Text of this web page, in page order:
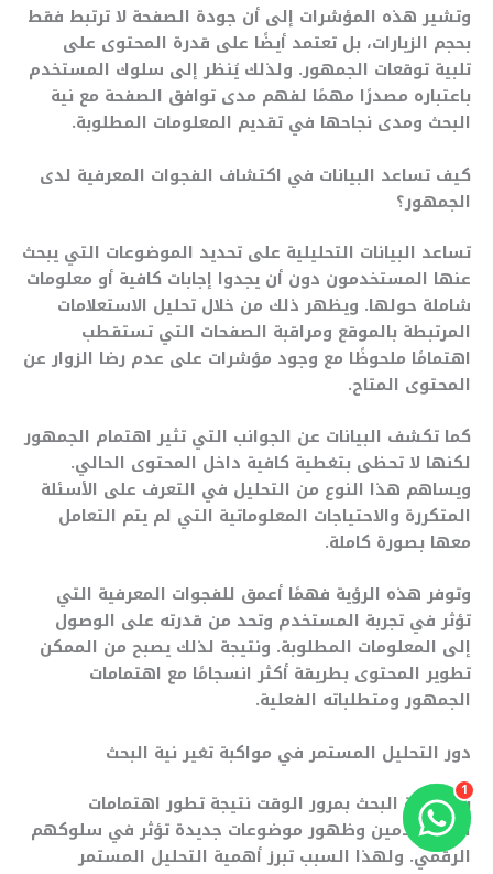
وتشير هذه المؤشرات إلى أن جودة الصفحة لا ترتبط فقط
بحجم الزيارات، بل تعتمد أيضًا على قدرة المحتوى على
تلبية توقعات الجمهور. ولذلك يُنظر إلى سلوك المستخدم
باعتباره مصدرًا مهمًا لفهم مدى توافق الصفحة مع نية
البحث ومدى نجاحها في تقديم المعلومات المطلوبة.
كيف تساعد البيانات في اكتشاف الفجوات المعرفية لدى
الجمهور؟
تساعد البيانات التحليلية على تحديد الموضوعات التي يبحث
عنها المستخدمون دون أن يجدوا إجابات كافية أو معلومات
شاملة حولها. ويظهر ذلك من خلال تحليل الاستعلامات
المرتبطة بالموقع ومراقبة الصفحات التي تستقطب
اهتمامًا ملحوظًا مع وجود مؤشرات على عدم رضا الزوار عن
المحتوى المتاح.
كما تكشف البيانات عن الجوانب التي تثير اهتمام الجمهور
لكنها لا تحظى بتغطية كافية داخل المحتوى الحالي.
ويساهم هذا النوع من التحليل في التعرف على الأسئلة
المتكررة والاحتياجات المعلوماتية التي لم يتم التعامل
معها بصورة كاملة.
وتوفر هذه الرؤية فهمًا أعمق للفجوات المعرفية التي
تؤثر في تجربة المستخدم وتحد من قدرته على الوصول
إلى المعلومات المطلوبة. ونتيجة لذلك يصبح من الممكن
تطوير المحتوى بطريقة أكثر انسجامًا مع اهتمامات
الجمهور ومتطلباته الفعلية.
دور التحليل المستمر في مواكبة تغير نية البحث
تتغير نية البحث بمرور الوقت نتيجة تطور اهتمامات
المستخدمين وظهور موضوعات جديدة تؤثر في سلوكهم
الرقمي. ولهذا السبب تبرز أهمية التحليل المستمر
1